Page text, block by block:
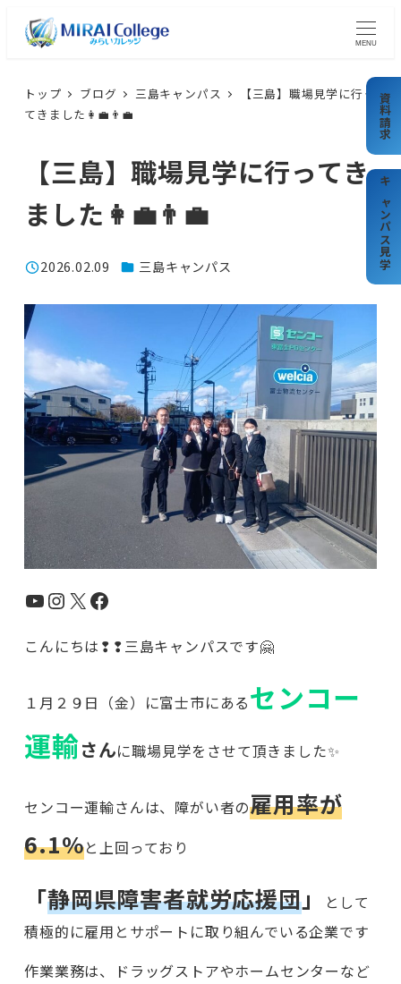
MENU
トップ ブログ 三島キャンパス
【三島】職場見学に行っ
てきました👩‍💼👨‍💼
【三島】職場見学に行ってき
ました👩‍💼👨‍💼
投稿日
2026.02.09 カテゴリー
三島キャンパス
YouTube
Instagram
X Facebook
こんにちは❢❢三島キャンパスです🤗
１月２９日（金）に富士市にあるセンコー
運輸さんに職場見学をさせて頂きました✨
センコー運輸さんは、障がい者の雇用率が
6.1%と上回っており
「静岡県障害者就労応援団」
として
積極的に雇用とサポートに取り組んでいる企業です
作業業務は、ドラッグストアやホームセンターなど
資料請求
キャンパス見学